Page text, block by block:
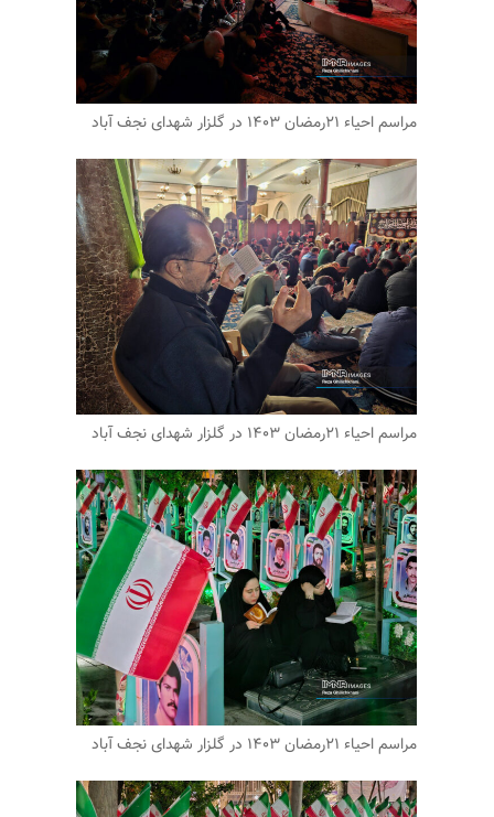
مراسم احیاء ۲۱رمضان ۱۴۰۳ در گلزار شهدای نجف آباد
مراسم احیاء ۲۱رمضان ۱۴۰۳ در گلزار شهدای نجف آباد
مراسم احیاء ۲۱رمضان ۱۴۰۳ در گلزار شهدای نجف آباد